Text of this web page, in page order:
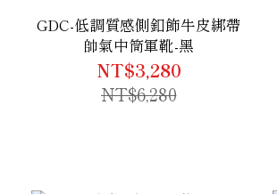
GDC-低調質感側釦飾牛皮綁帶
帥氣中筒軍靴-黑
NT$3,280
NT$6,280